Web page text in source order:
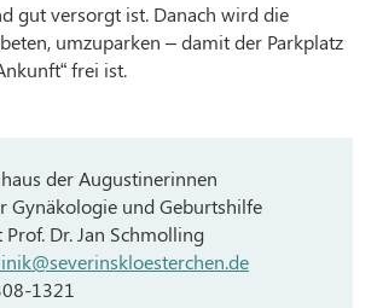
gut versorgt ist. Danach wird die
umzuparken – damit der Parkplatz
frei ist.
der Augustinerinnen
Gynäkologie und Geburtshilfe
Prof. Dr. Jan Schmolling
1321